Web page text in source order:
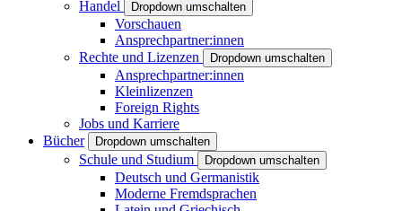
Handel
Dropdown umschalten
Vorschauen
Ansprechpartner:innen
Rechte und Lizenzen
Dropdown umschalten
Ansprechpartner:innen
Kleinlizenzen
Foreign Rights
Jobs und Karriere
Bücher
Dropdown umschalten
Schule und Studium Dropdown umschalten
Deutsch und Germanistik
Moderne Fremdsprachen